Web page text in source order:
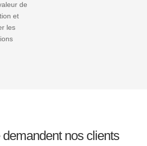
de
et
les
nos clients